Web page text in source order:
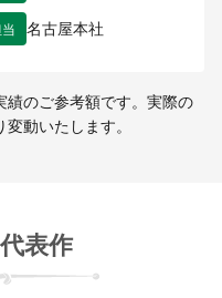
名古屋本社
のご参考額です。実際の
動いたします。
表作